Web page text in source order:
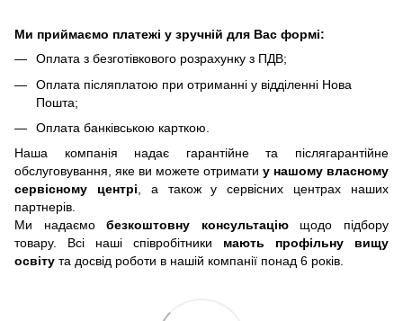
Ми приймаємо платежі у зручній для Вас формі:
Оплата з безготівкового розрахунку з ПДВ;
Оплата післяплатою при отриманні у відділенні Нова
Пошта;
Оплата банківською карткою.
Наша компанія надає гарантійне та післягарантійне
обслуговування, яке ви можете отримати у нашому власному
сервісному центрі, а також у сервісних центрах наших
партнерів.
Ми надаємобезкоштовну консультаціющодо підбору
товару. Всі наші співробітники мають профільну вищу
освіту та досвід роботи в нашій компанії понад 6 років.